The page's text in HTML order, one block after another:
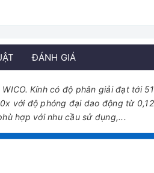
ĐÁNH GIÁ
Kính có độ phân giải đạt tới
với độ phóng đại dao động từ
hợp với nhu cầu sử dụng,...